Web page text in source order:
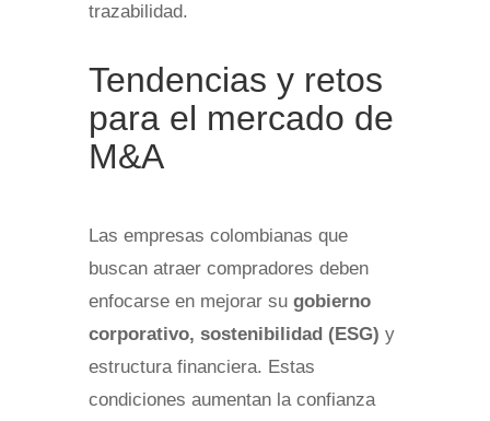
trazabilidad.
Tendencias y retos
para el mercado de
M&A
Las empresas colombianas que
buscan atraer compradores deben
enfocarse en mejorar su gobierno
corporativo, sostenibilidad (ESG) y
estructura financiera. Estas
condiciones aumentan la confianza